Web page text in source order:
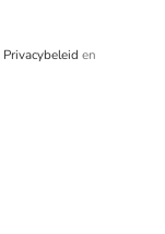
Privacybeleid en